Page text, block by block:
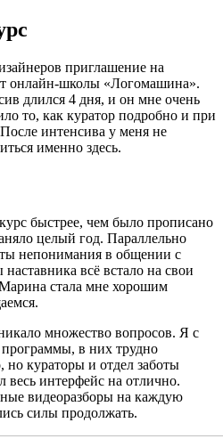
приглашение на
онлайн-школы «Логомашина».
длился 4 дня, и он мне очень
то, как куратор подробно и при
интенсива у меня не
именно здесь.
быстрее, чем было прописано
целый год. Параллельно
непонимания в общении с
всё встало на свои
стала мне хорошим
множество вопросов. Я с
программы, в них трудно
но кураторы и отдел заботы
весь интерфейс на отлично.
видеоразборы на каждую
силы продолжать.